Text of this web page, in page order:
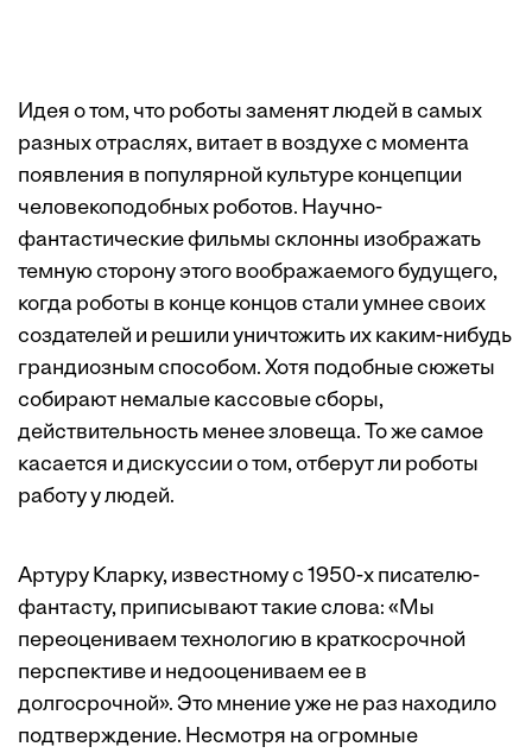
Идея о том, что роботы заменят людей в самых
разных отраслях, витает в воздухе с момента
появления в популярной культуре концепции
человекоподобных роботов. Научно-
фантастические фильмы склонны изображать
темную сторону этого воображаемого будущего,
когда роботы в конце концов стали умнее своих
создателей и решили уничтожить их каким-нибудь
грандиозным способом. Хотя подобные сюжеты
собирают немалые кассовые сборы,
действительность менее зловеща. То же самое
касается и дискуссии о том, отберут ли роботы
работу у людей.
Артуру Кларку, известному с 1950-х писателю-
фантасту, приписывают такие слова: «Мы
переоцениваем технологию в краткосрочной
перспективе и недооцениваем ее в
долгосрочной». Это мнение уже не раз находило
подтверждение. Несмотря на огромные